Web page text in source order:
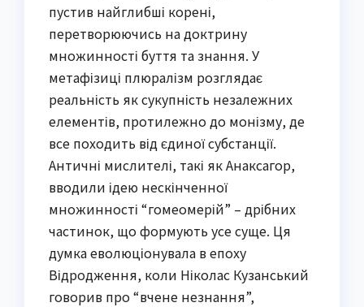
пустив найглибші корені,
перетворюючись на доктрину
множинності буття та знання. У
метафізиці плюралізм розглядає
реальність як сукупність незалежних
елементів, протилежно до монізму, де
все походить від єдиної субстанції.
Античні мислителі, такі як Анаксагор,
вводили ідею нескінченної
множинності “гомеомерій” – дрібних
частинок, що формують усе суще. Ця
думка еволюціонувала в епоху
Відродження, коли Ніколас Кузанський
говорив про “вчене незнання”,